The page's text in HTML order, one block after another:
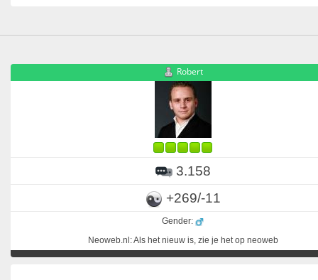
Robert
3.158
+269/-11
Gender:
Neoweb.nl: Als het nieuw is, zie je het op neoweb